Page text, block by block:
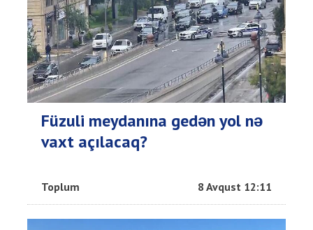
Füzuli meydanına gedən yol nə
vaxt açılacaq?
Toplum 8 Avqust 12:11